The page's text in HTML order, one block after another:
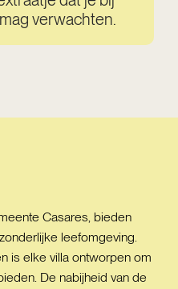
verwachten.
Casares, bieden
leefomgeving.
is elke villa ontworpen om
De nabijheid van de